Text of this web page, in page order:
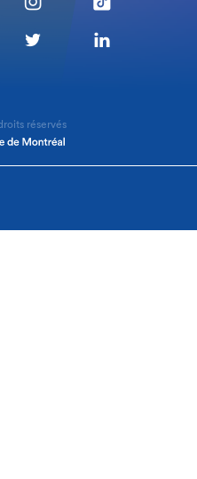
réservés